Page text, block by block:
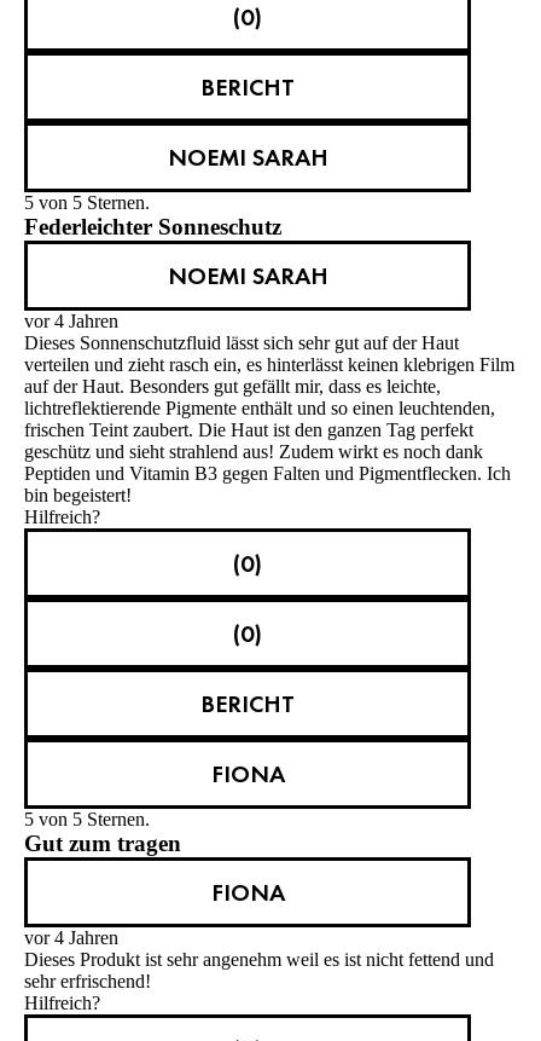
(0)
BERICHT
NOEMI SARAH
5 von 5 Sternen.
Federleichter Sonneschutz
NOEMI SARAH
vor 4 Jahren
Dieses Sonnenschutzfluid lässt sich sehr gut auf der Haut
verteilen und zieht rasch ein, es hinterlässt keinen klebrigen Film
auf der Haut. Besonders gut gefällt mir, dass es leichte,
lichtreflektierende Pigmente enthält und so einen leuchtenden,
frischen Teint zaubert. Die Haut ist den ganzen Tag perfekt
geschütz und sieht strahlend aus! Zudem wirkt es noch dank
Peptiden und Vitamin B3 gegen Falten und Pigmentflecken. Ich
bin begeistert!
Hilfreich?
(0)
(0)
BERICHT
FIONA
5 von 5 Sternen.
Gut zum tragen
FIONA
vor 4 Jahren
Dieses Produkt ist sehr angenehm weil es ist nicht fettend und
sehr erfrischend!
Hilfreich?